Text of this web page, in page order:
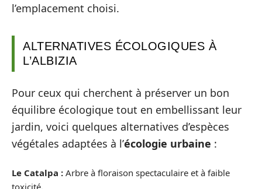
l’emplacement choisi.
ALTERNATIVES ÉCOLOGIQUES À
L’ALBIZIA
Pour ceux qui cherchent à préserver un bon
équilibre écologique tout en embellissant leur
jardin, voici quelques alternatives d’espèces
végétales adaptées à l’écologie urbaine :
Le Catalpa : Arbre à floraison spectaculaire et à faible
toxicité.